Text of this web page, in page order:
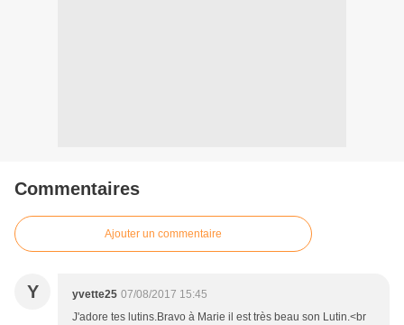
Commentaires
Ajouter un commentaire
Y yvette25 07/08/2017 15:45
J'adore tes lutins.Bravo à Marie il est très beau son Lutin.<br